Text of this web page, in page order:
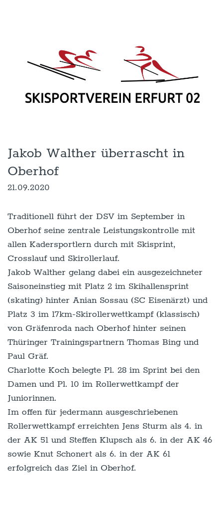
Jakob Walther überrascht in
Oberhof
21.09.2020
Traditionell führt der DSV im September in
Oberhof seine zentrale Leistungskontrolle mit
allen Kadersportlern durch mit Skisprint,
Crosslauf und Skirollerlauf.
Jakob Walther gelang dabei ein ausgezeichneter
Saisoneinstieg mit Platz 2 im Skihallensprint
(skating) hinter Anian Sossau (SC Eisenärzt) und
Platz 3 im 17km-Skirollerwettkampf (klassisch)
von Gräfenroda nach Oberhof hinter seinen
Thüringer Trainingspartnern Thomas Bing und
Paul Gräf.
Charlotte Koch belegte Pl. 28 im Sprint bei den
Damen und Pl. 10 im Rollerwettkampf der
Juniorinnen.
Im offen für jedermann ausgeschriebenen
Rollerwettkampf erreichten Jens Sturm als 4. in
der AK 51 und Steffen Klupsch als 6. in der AK 46
sowie Knut Schonert als 6. in der AK 61
erfolgreich das Ziel in Oberhof.